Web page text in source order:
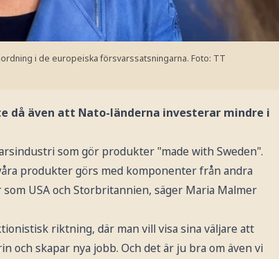
i de europeiska försvarssatsningarna. Foto: TT
då även att Nato-länderna investerar mindre i
som gör produkter "made with Sweden".
produkter görs med komponenter från andra
USA och Storbritannien, säger Maria Malmer
riktning, där man vill visa sina väljare att
och skapar nya jobb. Och det är ju bra om även vi